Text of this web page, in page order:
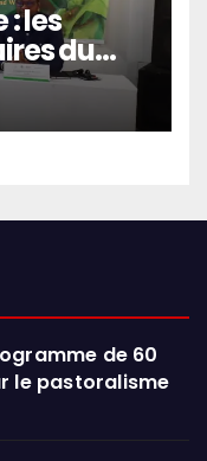
les
du
l’Ouest
de 60
le pastoralisme